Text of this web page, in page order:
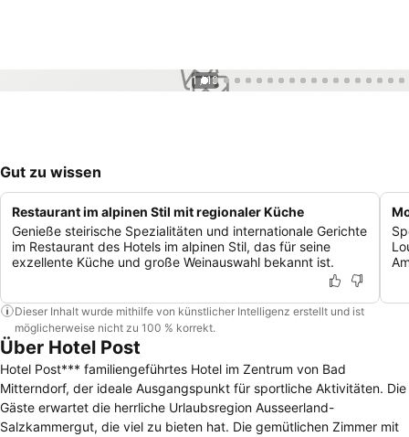
1 / 19
Gut zu wissen
Restaurant im alpinen Stil mit regionaler Küche
Genieße steirische Spezialitäten und internationale Gerichte
im Restaurant des Hotels im alpinen Stil, das für seine
exzellente Küche und große Weinauswahl bekannt ist.
Dieser Inhalt wurde mithilfe von künstlicher Intelligenz erstellt und ist
möglicherweise nicht zu 100 % korrekt.
Über Hotel Post
Hotel Post*** familiengeführtes Hotel im Zentrum von Bad
Mitterndorf, der ideale Ausgangspunkt für sportliche Aktivitäten. Die
Gäste erwartet die herrliche Urlaubsregion Ausseerland-
Salzkammergut, die viel zu bieten hat. Die gemütlichen Zimmer mit